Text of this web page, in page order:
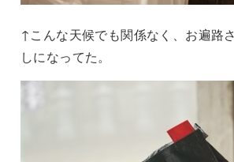
↑こんな天候でも関係なく、お遍路
しになってた。